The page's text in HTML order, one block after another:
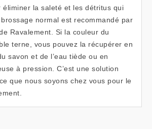
éliminer la saleté et les détritus qui
normal est recommandé par
Ravalement. Si la couleur du
terne, vous pouvez la récupérer en
savon et de l’eau tiède ou en
à pression. C’est une solution
que nous soyons chez vous pour le